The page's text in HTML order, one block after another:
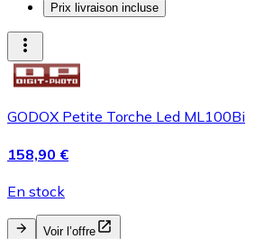
Prix livraison incluse
GODOX Petite Torche Led ML100Bi
158,90 €
En stock
Voir l’offre